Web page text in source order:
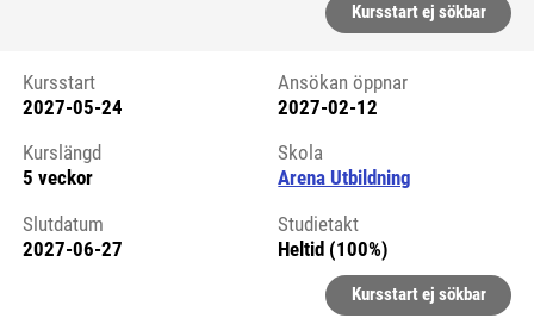
Kursstart ej sökbar
Kursstart 6321964
Kursstart
2027-05-24
Ansökan öppnar
2027-02-12
Kurslängd
5 veckor
Skola
Arena Utbildning
Slutdatum
2027-06-27
Studietakt
Heltid (100%)
Kursstart ej sökbar